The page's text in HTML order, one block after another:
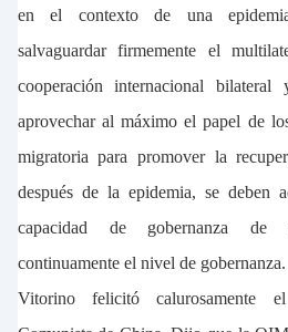
en el contexto de una
salvaguardar firmemente el
cooperación internacional bilateral
aprovechar al máximo el papel de
migratoria para promover la
después de la epidemia, se deben
capacidad de gobernanza de
continuamente el nivel de gobernanza.
Vitorino felicitó calurosamente